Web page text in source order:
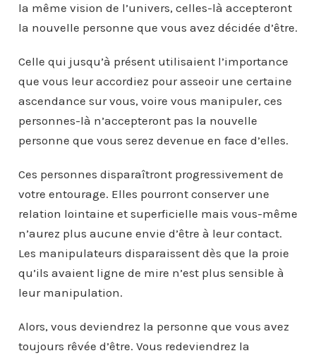
la même vision de l’univers, celles-là accepteront
la nouvelle personne que vous avez décidée d’être.
Celle qui jusqu’à présent utilisaient l’importance
que vous leur accordiez pour asseoir une certaine
ascendance sur vous, voire vous manipuler, ces
personnes-là n’accepteront pas la nouvelle
personne que vous serez devenue en face d’elles.
Ces personnes disparaîtront progressivement de
votre entourage. Elles pourront conserver une
relation lointaine et superficielle mais vous-même
n’aurez plus aucune envie d’être à leur contact.
Les manipulateurs disparaissent dès que la proie
qu’ils avaient ligne de mire n’est plus sensible à
leur manipulation.
Alors, vous deviendrez la personne que vous avez
toujours rêvée d’être. Vous redeviendrez la